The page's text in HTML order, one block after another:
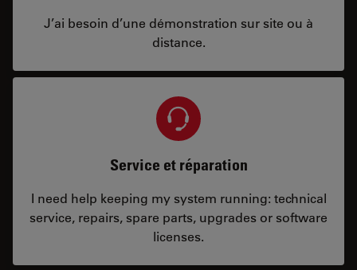
J’ai besoin d’une démonstration sur site ou à
distance.
Service et réparation
I need help keeping my system running: technical
service, repairs, spare parts, upgrades or software
licenses.